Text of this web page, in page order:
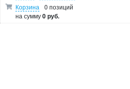
Корзина
0 позиций
на сумму0 руб.